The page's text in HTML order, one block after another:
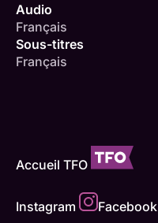
Audio
Français
Sous-titres
Français
Accueil TFO
Instagram Facebook